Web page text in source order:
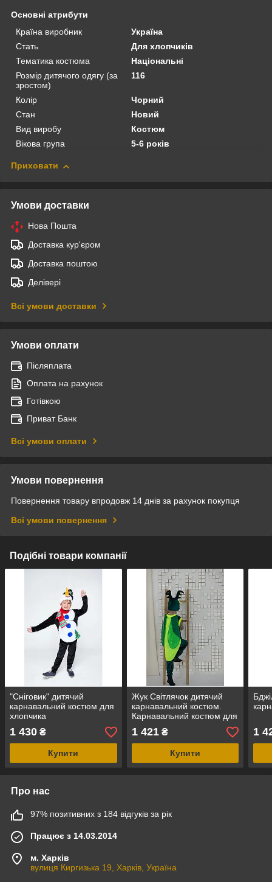
Основні атрибути
Країна виробник
Україна
Стать
Для хлопчиків
Тематика костюма
Національні
Розмір дитячого одягу (за
зростом)
116
Колір
Чорний
Стан
Новий
Вид виробу
Костюм
Вікова група
5-6 років
Приховати
Умови доставки
Нова Пошта
Доставка кур'єром
Доставка поштою
Делівері
Всі умови доставки
Умови оплати
Післяплата
Оплата на рахунок
Готівкою
Приват Банк
Всі умови оплати
Умови повернення
Повернення товару впродовж 14 днів за рахунок покупця
Всі умови повернення
Подібні товари компанії
"Сніговик" дитячий
карнавальний костюм для
хлопчика
1 430 ₴
Купити
Жук Світлячок дитячий
карнавальний костюм.
Карнавальний костюм для
зелений
1 421₴
Купити
1
Про нас
97% позитивних з 184 відгуків за рік
Працює з 14.03.2014
м. Харків
вулиця Киргизька 19, Харків, Україна